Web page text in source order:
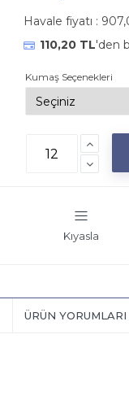
Havale fiyatı :
110,20 TL'den
Kumaş Seçenekleri
Kıyasla
ÜRÜN YORUMLARI